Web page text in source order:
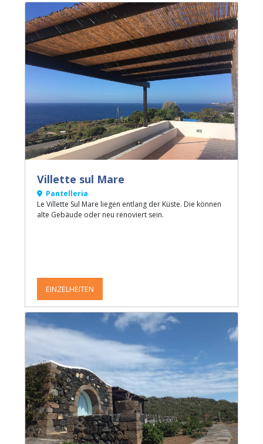
Villette sul Mare
Pantelleria
Le Villette Sul Mare liegen entlang der Küste. Die können
alte Gebäude oder neu renoviert sein.
EINZELHEITEN